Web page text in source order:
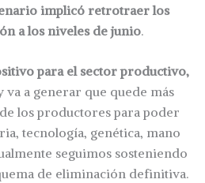
implicó retrotraer los
a los niveles de junio.
para el sector productivo,
va a generar que quede más
los productores para poder
tecnología, genética, mano
seguimos sosteniendo
de eliminación definitiva.